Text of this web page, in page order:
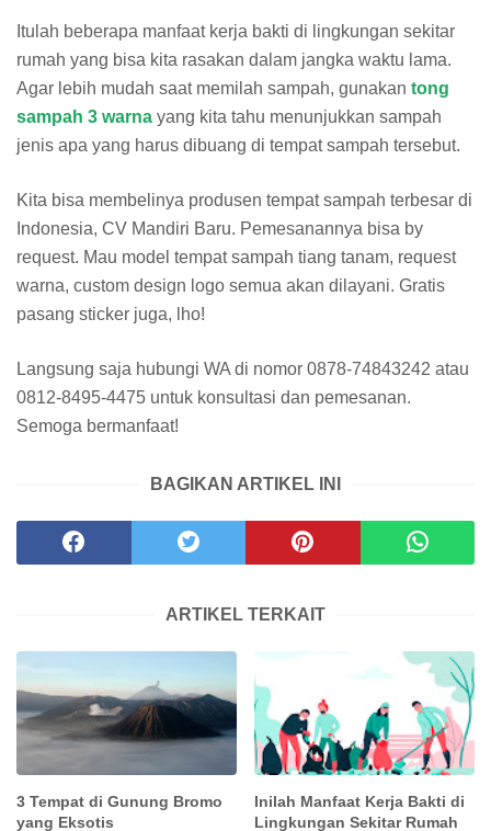
Itulah beberapa manfaat kerja bakti di lingkungan sekitar
rumah yang bisa kita rasakan dalam jangka waktu lama.
Agar lebih mudah saat memilah sampah, gunakan tong
sampah 3 warna yang kita tahu menunjukkan sampah
jenis apa yang harus dibuang di tempat sampah tersebut.
Kita bisa membelinya produsen tempat sampah terbesar di
Indonesia, CV Mandiri Baru. Pemesanannya bisa by
request. Mau model tempat sampah tiang tanam, request
warna, custom design logo semua akan dilayani. Gratis
pasang sticker juga, lho!
Langsung saja hubungi WA di nomor 0878-74843242 atau
0812-8495-4475 untuk konsultasi dan pemesanan.
Semoga bermanfaat!
BAGIKAN ARTIKEL INI
ARTIKEL TERKAIT
3 Tempat di Gunung Bromo
yang Eksotis
Inilah Manfaat Kerja Bakti di
Lingkungan Sekitar Rumah